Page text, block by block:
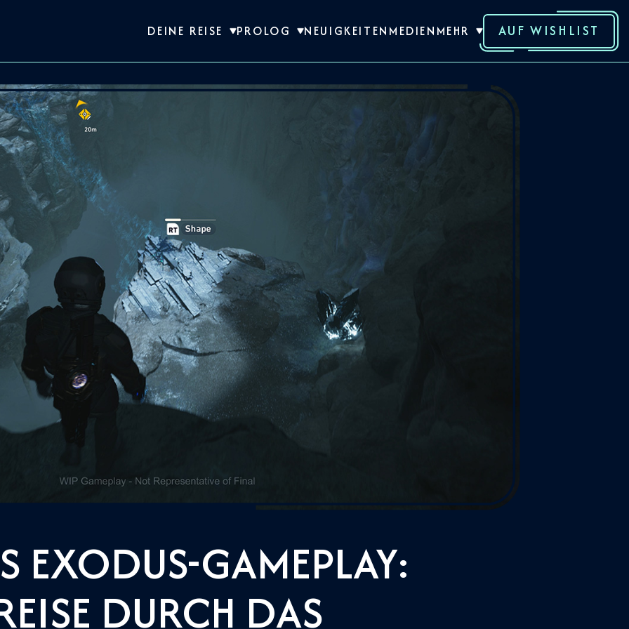
DEINE REISE PROLOG NEUIGKEITEN MEDIEN MEHR AUF WISHLIST
EXODUS-GAMEPLAY:
DURCH DAS